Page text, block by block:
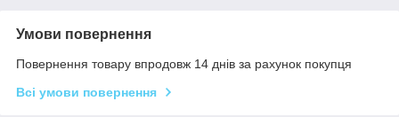
Умови повернення
Повернення товару впродовж 14 днів за рахунок покупця
Всі умови повернення